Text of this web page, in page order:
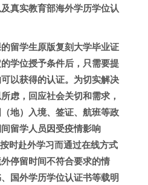
真实教育部海外学历学位认
留学生原版复刻大学毕业证
学位授予条件后，只需要提
以获得的认证。为切实解决
虑，回应社会关切和需求，
地）入境、签证、航班等政
留学人员因受疫情影响
时赴外学习而通过在线方式
停留时间不符合要求的情
国外学历学位认证书等载明